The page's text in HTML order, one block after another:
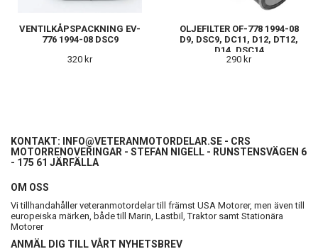
VENTILKÅPSPACKNING EV-
776 1994-08 DSC9
320 kr
OLJEFILTER OF-778 1994-08
D9, DSC9, DC11, D12, DT12,
D14, DSC14
290 kr
KONTAKT: INFO@VETERANMOTORDELAR.SE - CRS
MOTORRENOVERINGAR - STEFAN NIGELL - RUNSTENSVÄGEN 6
- 175 61 JÄRFÄLLA
OM OSS
Vi tillhandahåller veteranmotordelar till främst USA Motorer, men även till
europeiska märken, både till Marin, Lastbil, Traktor samt Stationära
Motorer
ANMÄL DIG TILL VÅRT NYHETSBREV